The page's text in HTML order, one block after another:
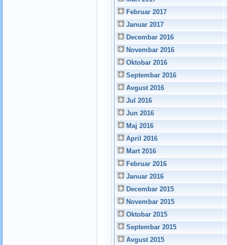
Februar 2017
Januar 2017
Decembar 2016
Novembar 2016
Oktobar 2016
Septembar 2016
Avgust 2016
Jul 2016
Jun 2016
Maj 2016
April 2016
Mart 2016
Februar 2016
Januar 2016
Decembar 2015
Novembar 2015
Oktobar 2015
Septembar 2015
Avgust 2015